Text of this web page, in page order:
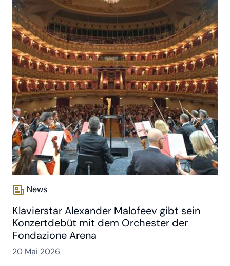
News
Klavierstar Alexander Malofeev gibt sein
Konzertdebüt mit dem Orchester der
Fondazione Arena
20 Mai 2026